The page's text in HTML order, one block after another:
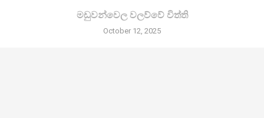
මඩුවන්වෙල වලව්වේ විත්ති
October 12, 2025